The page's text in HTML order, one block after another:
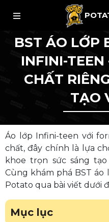
BST ÁO LỚP
INFINI-
CHẤT
TẠO
Áo lớp Infini-teen với
chất, đây chính là lựa
khoe trọn sức sáng
Cùng khám phá BST áo
Potato qua bài viết dưới
Mục lục